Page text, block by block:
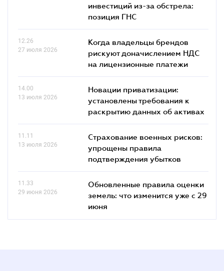
инвестиций из-за обстрела:
позиция ГНС
12.26
27 июля 2026
Когда владельцы брендов
рискуют доначислением НДС
на лицензионные платежи
14.00
13 июля 2026
Новации приватизации:
установлены требования к
раскрытию данных об активах
11.11
13 июля 2026
Страхование военных рисков:
упрощены правила
подтверждения убытков
11.33
29 июня 2026
Обновленные правила оценки
земель: что изменится уже с 29
июня